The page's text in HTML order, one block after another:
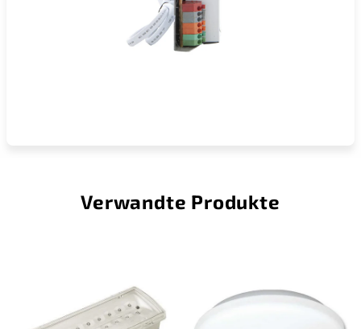
Verwandte Produkte